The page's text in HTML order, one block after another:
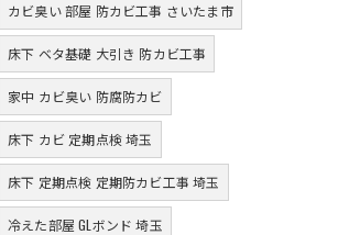
カビ臭い 部屋 防カビ工事 さいたま市
床下 ベタ基礎 大引き 防カビ工事
家中 カビ臭い 防腐防カビ
床下 カビ 定期点検 埼玉
床下 定期点検 定期防カビ工事 埼玉
冷えた部屋 GLボンド 埼玉